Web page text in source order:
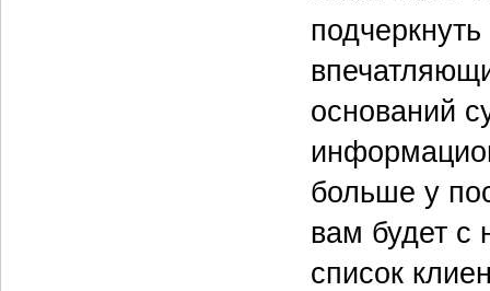
оснований
больше у
вам будет с
список